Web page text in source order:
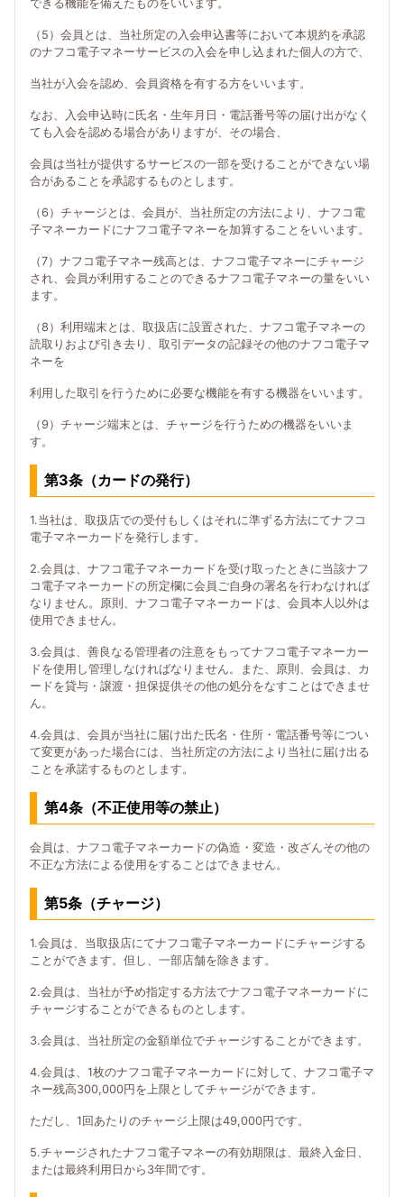
できる機能を備えたものをいいます。
（5）会員とは、当社所定の入会申込書等において本規約を承認
のナフコ電子マネーサービスの入会を申し込まれた個人の方で、
当社が入会を認め、会員資格を有する方をいいます。
なお、入会申込時に氏名・生年月日・電話番号等の届け出がなく
ても入会を認める場合がありますが、その場合、
会員は当社が提供するサービスの一部を受けることができない場
合があることを承認するものとします。
（6）チャージとは、会員が、当社所定の方法により、ナフコ電
子マネーカードにナフコ電子マネーを加算することをいいます。
（7）ナフコ電子マネー残高とは、ナフコ電子マネーにチャージ
され、会員が利用することのできるナフコ電子マネーの量をいい
ます。
（8）利用端末とは、取扱店に設置された、ナフコ電子マネーの
読取りおよび引き去り、取引データの記録その他のナフコ電子マ
ネーを
利用した取引を行うために必要な機能を有する機器をいいます。
（9）チャージ端末とは、チャージを行うための機器をいいま
す。
第3条（カードの発行）
1.当社は、取扱店での受付もしくはそれに準ずる方法にてナフコ
電子マネーカードを発行します。
2.会員は、ナフコ電子マネーカードを受け取ったときに当該ナフ
コ電子マネーカードの所定欄に会員ご自身の署名を行わなければ
なりません。原則、ナフコ電子マネーカードは、会員本人以外は
使用できません。
3.会員は、善良なる管理者の注意をもってナフコ電子マネーカー
ドを使用し管理しなければなりません。また、原則、会員は、カ
ードを貸与・譲渡・担保提供その他の処分をなすことはできませ
ん。
4.会員は、会員が当社に届け出た氏名・住所・電話番号等につい
て変更があった場合には、当社所定の方法により当社に届け出る
ことを承諾するものとします。
第4条（不正使用等の禁止）
会員は、ナフコ電子マネーカードの偽造・変造・改ざんその他の
不正な方法による使用をすることはできません。
第5条（チャージ）
1.会員は、当取扱店にてナフコ電子マネーカードにチャージする
ことができます。但し、一部店舗を除きます。
2.会員は、当社が予め指定する方法でナフコ電子マネーカードに
チャージすることができるものとします。
3.会員は、当社所定の金額単位でチャージすることができます。
4.会員は、1枚のナフコ電子マネーカードに対して、ナフコ電子マ
ネー残高300,000円を上限としてチャージができます。
ただし、1回あたりのチャージ上限は49,000円です。
5.チャージされたナフコ電子マネーの有効期限は、最終入金日、
または最終利用日から3年間です。